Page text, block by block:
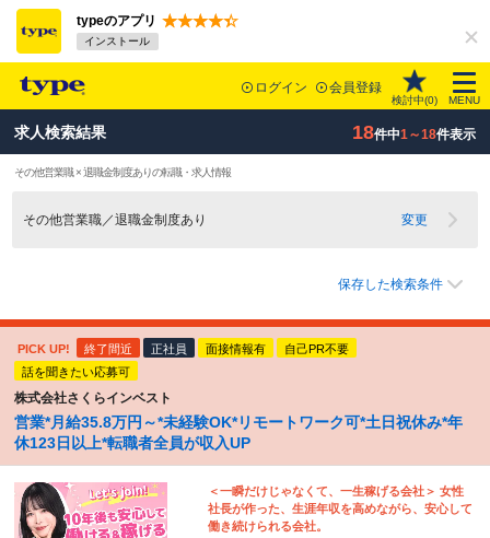
typeのアプリ
インストール
ログイン 会員登録
検討中(0) MENU
求人検索結果 18件中1～18件表示
その他営業職 × 退職金制度ありの転職・求人情報
その他営業職／退職金制度あり 変更
保存した検索条件
PICK UP! 終了間近 正社員 面接情報有
自己PR不要
話を聞きたい応募可
株式会社さくらインベスト
営業*月給35.8万円～*未経験OK*リモートワーク可*土日祝休み*年
休123日以上*転職者全員が収入UP
＜一瞬だけじゃなくて、一生稼げる会社＞ 女性
社長が作った、生涯年収を高めながら、安心して
働き続けられる会社。